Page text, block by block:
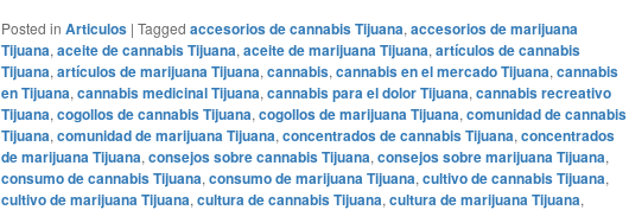
Posted in Articulos | Tagged accesorios de cannabis Tijuana, accesorios de marijuana
Tijuana, aceite de cannabis Tijuana, aceite de marijuana Tijuana, artículos de cannabis
Tijuana, artículos de marijuana Tijuana, cannabis, cannabis en el mercado Tijuana, cannabis
en Tijuana, cannabis medicinal Tijuana, cannabis para el dolor Tijuana, cannabis recreativo
Tijuana, cogollos de cannabis Tijuana, cogollos de marijuana Tijuana, comunidad de cannabis
Tijuana, comunidad de marijuana Tijuana, concentrados de cannabis Tijuana, concentrados
de marijuana Tijuana, consejos sobre cannabis Tijuana, consejos sobre marijuana Tijuana,
consumo de cannabis Tijuana, consumo de marijuana Tijuana, cultivo de cannabis Tijuana,
cultivo de marijuana Tijuana, cultura de cannabis Tijuana, cultura de marijuana Tijuana,